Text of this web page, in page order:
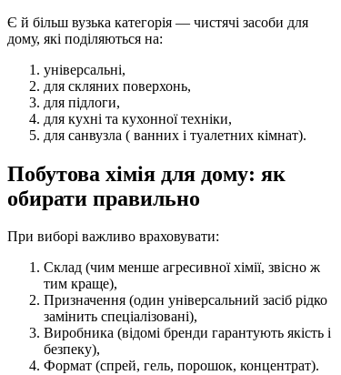
Є й більш вузька категорія — чистячі засоби для
дому, які поділяються на:
універсальні,
для скляних поверхонь,
для підлоги,
для кухні та кухонної техніки,
для санвузла ( ванних і туалетних кімнат).
Побутова хімія для дому: як
обирати правильно
При виборі важливо враховувати:
Склад (чим менше агресивної хімії, звісно ж
тим краще),
Призначення (один універсальний засіб рідко
замінить спеціалізовані),
Виробника (відомі бренди гарантують якість і
безпеку),
Формат (спрей, гель, порошок, концентрат).